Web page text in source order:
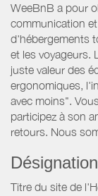
WeeBnB a pour
communication
d'hébergements
et les voyageurs.
juste valeur des
ergonomiques,
avec moins".
participez à son
retours. Nous
Titre du site de